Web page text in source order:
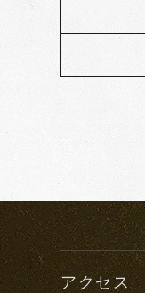
アクセス